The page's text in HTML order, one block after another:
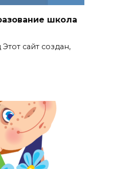
школа
сайт создан,